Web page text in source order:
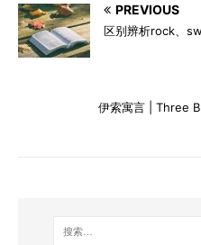
PREVIOUS
区别辨析rock、
伊索寓言 | Three